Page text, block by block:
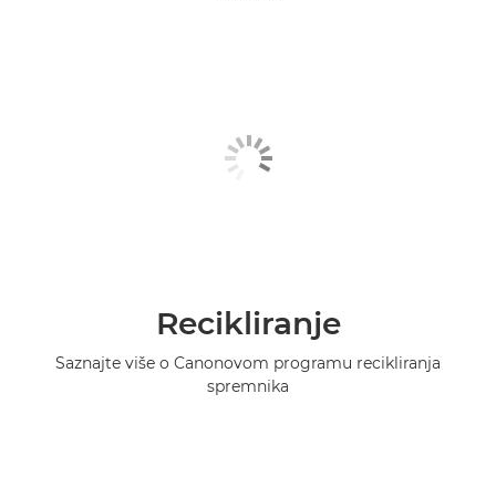
Recikliranje
Saznajte više o Canonovom programu recikliranja
spremnika